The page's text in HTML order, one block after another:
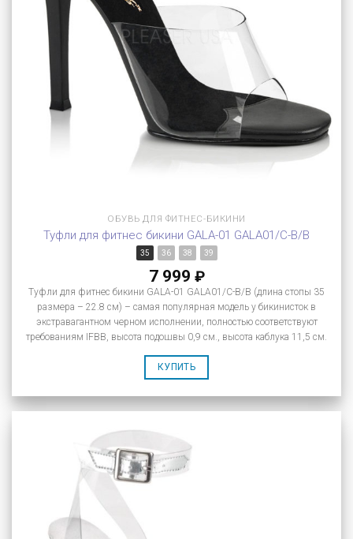
ОБУВЬ ДЛЯ ФИТНЕС-БИКИНИ
Туфли для фитнес бикини GALA-01 GALA01/C-B/B
35 36 38 39
7 999 ₽
Туфли для фитнес бикини GALA-01 GALA01/C-B/B (длина стопы 35
размера – 22.8 см) – самая популярная модель у бикинисток в
экстравагантном черном исполнении, полностью соответствуют
требованиям IFBB, высота подошвы 0,9 см., высота каблука 11,5 см.
КУПИТЬ